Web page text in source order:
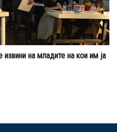
на младите на кои им ја